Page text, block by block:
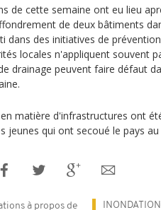
de cette semaine ont eu lieu
de deux bâtiments
dans des initiatives de
locales n'appliquent souvent
drainage peuvent faire défaut
matière d'infrastructures ont
jeunes qui ont secoué le pays
à propos de